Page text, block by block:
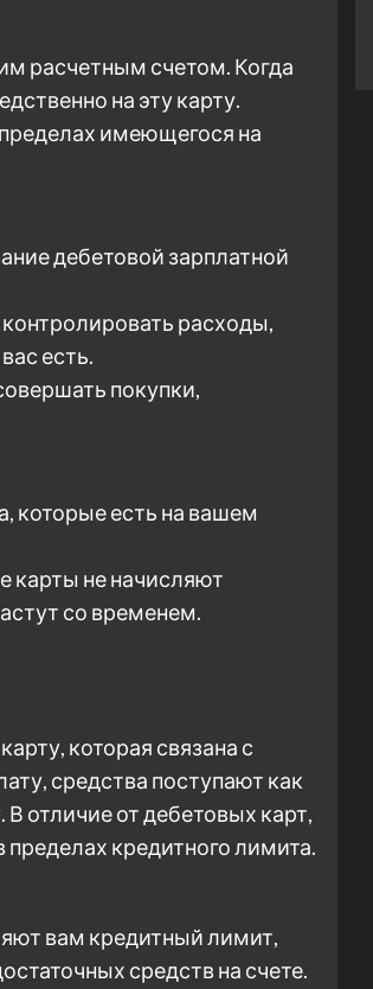
расчетным счетом. Когда
на эту карту.
имеющегося на
дебетовой зарплатной
расходы,
есть.
покупки,
которые есть на вашем
карты не начисляют
со временем.
которая связана с
средства поступают как
отличие от дебетовых карт,
пределах кредитного лимита.
вам кредитный лимит,
средств на счете.